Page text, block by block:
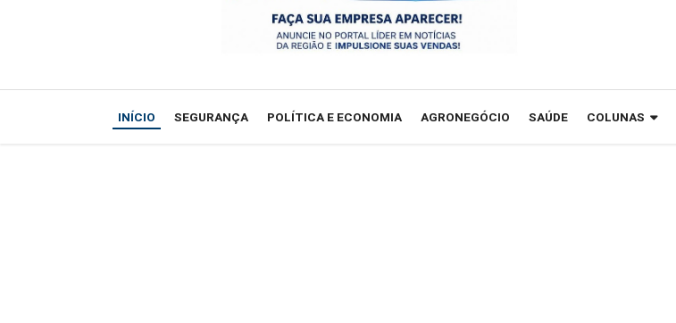
abertas
INÍCIO SEGURANÇA POLÍTICA E ECONOMIA AGRONEGÓCIO SAÚDE COLUNAS